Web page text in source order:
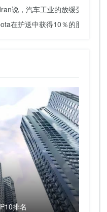
说，汽车工业的放缓受到钢铁
在护送中获得10％的股权，以
排名